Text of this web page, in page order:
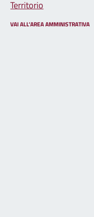
Territorio
VAI ALL’AREA AMMINISTRATIVA